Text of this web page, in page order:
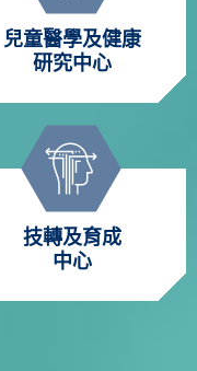
兒童醫學及健康
研究中心
技轉及育成
中心